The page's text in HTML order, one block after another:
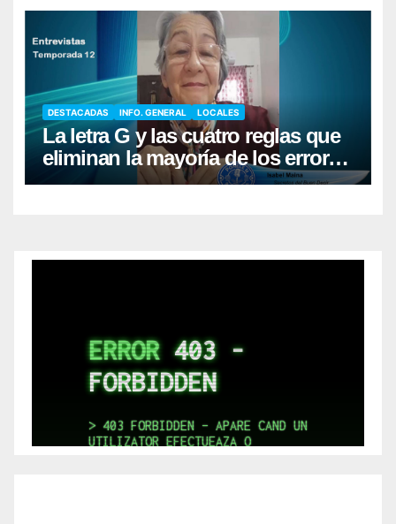
DESTACADAS INFO. GENERAL LOCALES
La letra G y las cuatro reglas que
eliminan la mayoría de los errores
al escribir